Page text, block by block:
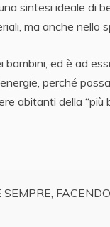
sintesi ideale di
ma anche nello
bambini, ed è ad
perché
abitanti della “più
SEMPRE,